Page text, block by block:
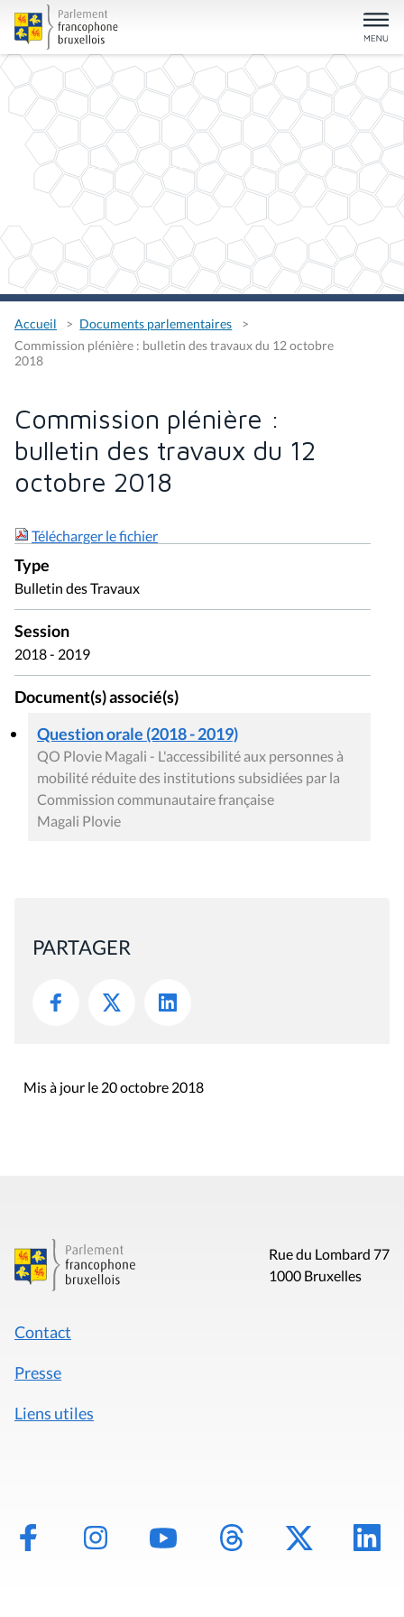
Accueil
Documents parlementaires
Commission plénière : bulletin des travaux du 12 octobre
2018
Commission plénière :
bulletin des travaux du 12
octobre 2018
Télécharger le fichier
Type
Bulletin des Travaux
Session
2018 - 2019
Document(s) associé(s)
Question orale (2018 - 2019)
QO Plovie Magali - L'accessibilité aux personnes à
mobilité réduite des institutions subsidiées par la
Commission communautaire française
Magali Plovie
PARTAGER
Mis à jour le 20 octobre 2018
Rue du Lombard 77
1000 Bruxelles
Contact
Presse
Liens utiles